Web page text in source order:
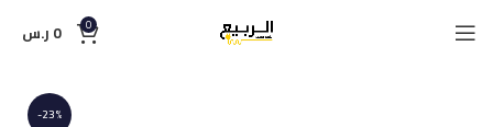
0
0 ر.س
-23%